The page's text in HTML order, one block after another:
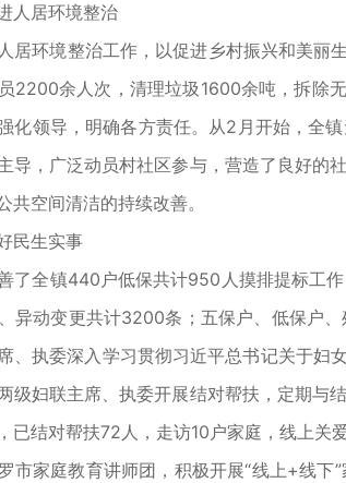
居环境整治
环境整治工作，以促进乡村振兴和美丽生
2200余人次，清理垃圾1600余吨，拆除
化领导，明确各方责任。从2月开始，全
导，广泛动员村社区参与，营造了良好的
共空间清洁的持续改善。
生实事
全镇440户低保共计950人摸排提标工作
异动变更共计3200条；五保户、低保户
、执委深入学习贯彻习近平总书记关于妇
级妇联主席、执委开展结对帮扶，定期与
已结对帮扶72人，走访10户家庭，线上
市家庭教育讲师团，积极开展“线上+线